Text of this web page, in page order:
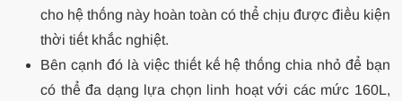
cho hệ thống này hoàn toàn có thể chịu được điều kiện
thời tiết khắc nghiệt.
Bên cạnh đó là việc thiết kế hệ thống chia nhỏ để bạn
có thể đa dạng lựa chọn linh hoạt với các mức 160L,